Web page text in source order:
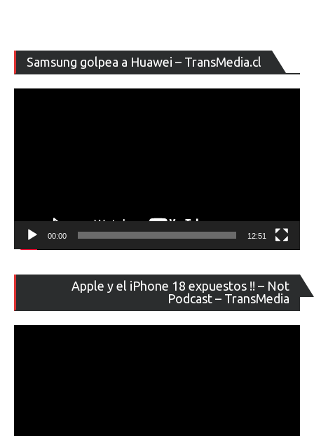
Samsung golpea a Huawei – TransMedia.cl
de
00:00 12:51
Apple y el iPhone 18 expuestos !! – Not
Podcast – TransMedia
de